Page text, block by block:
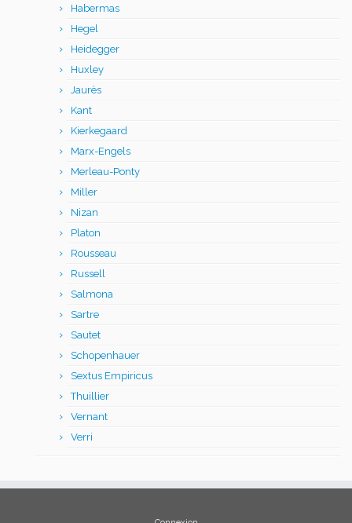
Habermas
Hegel
Heidegger
Huxley
Jaurès
Kant
Kierkegaard
Marx-Engels
Merleau-Ponty
Miller
Nizan
Platon
Rousseau
Russell
Salmona
Sartre
Sautet
Schopenhauer
Sextus Empiricus
Thuillier
Vernant
Verri